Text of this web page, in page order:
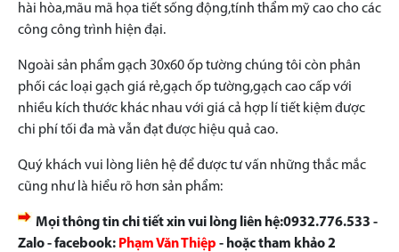
hài hòa,mãu mã họa tiết sống động,tính thẩm mỹ cao cho các
công công trình hiện đại.
Ngoài sản phẩm gạch 30x60 ốp tường chúng tôi còn phân
phối các loại gạch giá rẻ,gạch ốp tường,gạch cao cấp với
nhiều kích thước khác nhau với giá cả hợp lí tiết kiệm được
chi phí tối đa mà vẫn đạt được hiệu quả cao.
Quý khách vui lòng liên hệ để được tư vấn những thắc mắc
cũng như là hiểu rõ hơn sản phẩm:
Mọi thông tin chi tiết xin vui lòng liên hệ:0932.776.533 -
Zalo - facebook: Phạm Văn Thiệp - hoặc tham khảo 2